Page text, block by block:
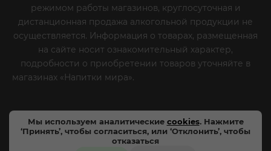
Мы используем аналитические cookies. Нажмите
‘Принять’, чтобы согласиться, или ‘Отклонить’, чтобы
отказаться
режимом работы магазинов, круглосуточная и
дистанционная продажа алкогольной продукции не
осуществляется. Информация о товарах, размещенная
на сайте носит ознакомительный характер,
подробности о приобретении товаров уточняйте в
магазинах «Напитки мира».